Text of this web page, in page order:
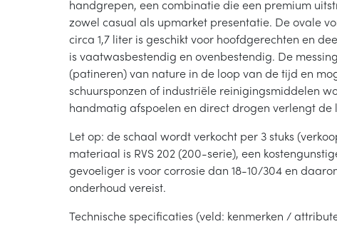
handgrepen, een combinatie die een premium
zowel casual als upmarket presentatie. De ovale
circa 1,7 liter is geschikt voor hoofdgerechten en
is vaatwasbestendig en oven­bestendig. De
(patineren) van nature in de loop van de tijd en
schuursponzen of industriële reinigingsmiddelen
handmatig afspoelen en direct drogen verlengt de
Let op: de schaal wordt verkocht per 3 stuks
materiaal is RVS 202 (200-serie), een
gevoeliger is voor corrosie dan 18-10/304 en
onderhoud vereist.
Technische specificaties (veld: kenmerken /